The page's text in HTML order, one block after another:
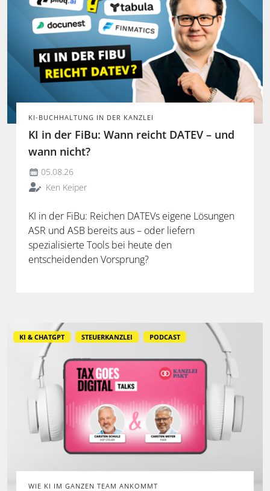
KI-BUCHHALTUNG IN DER KANZLEI
KI in der FiBu: Wann reicht DATEV – und
wann nicht?
05.08.26
Ken Keiper
KI in der FiBu: Reichen DATEVs eigene Lösungen
ASR und ASB bereits aus – oder liefern
spezialisierte Tools bei heute den
entscheidenden Vorsprung?
KI & CHATGPT STEUERKANZLEI PODCAST
WIE KI IM GANZEN TEAM ANKOMMT